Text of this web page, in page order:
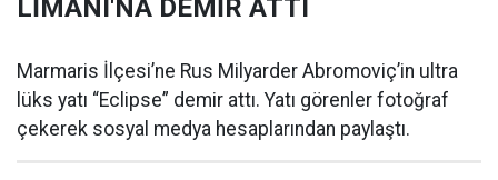
LİMANI'NA DEMİR ATTI
Marmaris İlçesi’ne Rus Milyarder Abromoviç’in ultra
lüks yatı “Eclipse” demir attı. Yatı görenler fotoğraf
çekerek sosyal medya hesaplarından paylaştı.